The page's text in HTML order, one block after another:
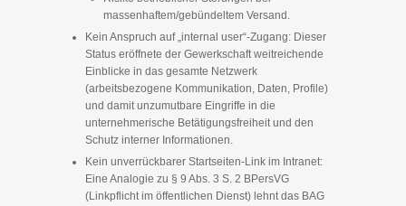
massenhaftem/gebündeltem Versand.
Kein Anspruch auf „internal user“-Zugang: Dieser
Status eröffnete der Gewerkschaft weitreichende
Einblicke in das gesamte Netzwerk
(arbeitsbezogene Kommunikation, Daten, Profile)
und damit unzumutbare Eingriffe in die
unternehmerische Betätigungsfreiheit und den
Schutz interner Informationen.
Kein unverrückbarer Startseiten-Link im Intranet:
Eine Analogie zu § 9 Abs. 3 S. 2 BPersVG
(Linkpflicht im öffentlichen Dienst) lehnt das BAG